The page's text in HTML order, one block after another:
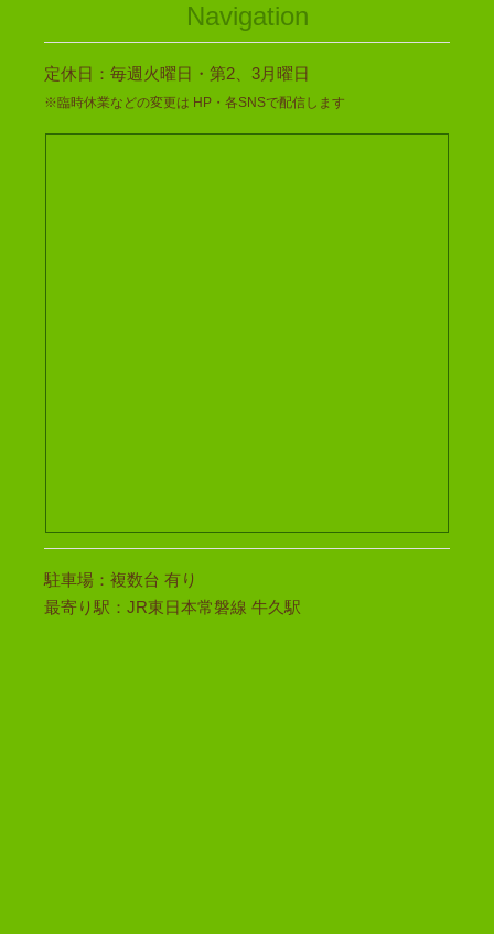
Navigation
定休日：毎週火曜日・第2、3月曜日
※臨時休業などの変更は HP・各SNSで配信します
駐車場：複数台 有り
最寄り駅：JR東日本常磐線 牛久駅